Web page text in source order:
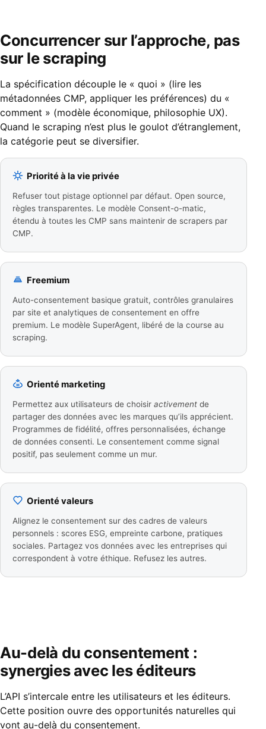
Concurrencer sur l’approche, pas
sur le scraping
La spécification découple le « quoi » (lire les
métadonnées CMP, appliquer les préférences) du «
comment » (modèle économique, philosophie UX).
Quand le scraping n’est plus le goulot d’étranglement,
la catégorie peut se diversifier.
Priorité à la vie privée
Refuser tout pistage optionnel par défaut. Open source,
règles transparentes. Le modèle Consent-o-matic,
étendu à toutes les CMP sans maintenir de scrapers par
CMP.
Freemium
Auto-consentement basique gratuit, contrôles granulaires
par site et analytiques de consentement en offre
premium. Le modèle SuperAgent, libéré de la course au
scraping.
Orienté marketing
Permettez aux utilisateurs de choisir activement de
partager des données avec les marques qu’ils apprécient.
Programmes de fidélité, offres personnalisées, échange
de données consenti. Le consentement comme signal
positif, pas seulement comme un mur.
Orienté valeurs
Alignez le consentement sur des cadres de valeurs
personnels : scores ESG, empreinte carbone, pratiques
sociales. Partagez vos données avec les entreprises qui
correspondent à votre éthique. Refusez les autres.
Au-delà du consentement :
synergies avec les éditeurs
L’API s’intercale entre les utilisateurs et les éditeurs.
Cette position ouvre des opportunités naturelles qui
vont au-delà du consentement.